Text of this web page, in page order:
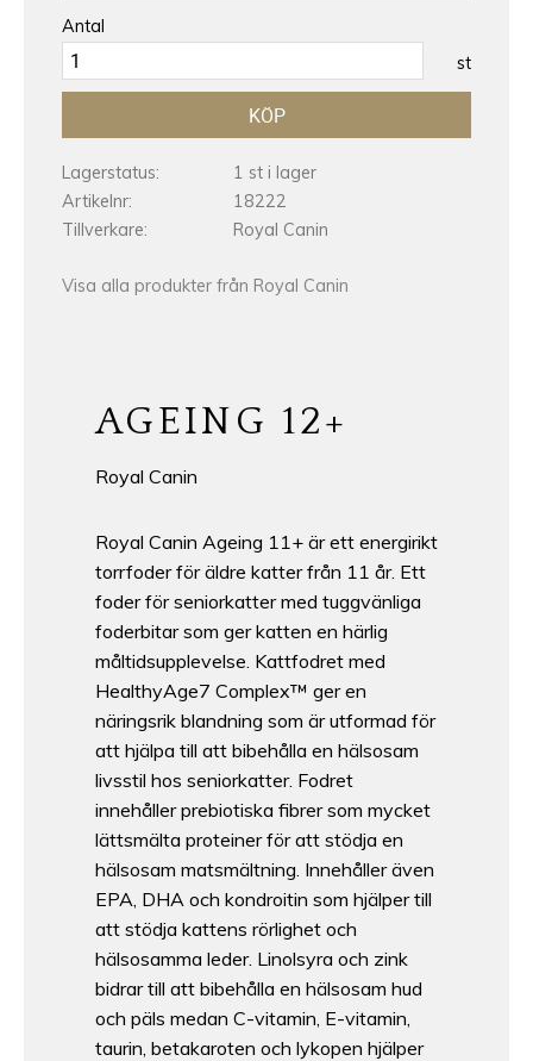
Antal
st
KÖP
Lagerstatus
1 st i lager
Artikelnr
18222
Tillverkare
Royal Canin
Visa alla produkter från Royal Canin
AGEING 12+
Royal Canin
Royal Canin Ageing 11+ är ett energirikt
torrfoder för äldre katter från 11 år. Ett
foder för seniorkatter med tuggvänliga
foderbitar som ger katten en härlig
måltidsupplevelse. Kattfodret med
HealthyAge7 Complex™ ger en
näringsrik blandning som är utformad för
att hjälpa till att bibehålla en hälsosam
livsstil hos seniorkatter. Fodret
innehåller prebiotiska fibrer som mycket
lättsmälta proteiner för att stödja en
hälsosam matsmältning. Innehåller även
EPA, DHA och kondroitin som hjälper till
att stödja kattens rörlighet och
hälsosamma leder. Linolsyra och zink
bidrar till att bibehålla en hälsosam hud
och päls medan C-vitamin, E-vitamin,
taurin, betakaroten och lykopen hjälper